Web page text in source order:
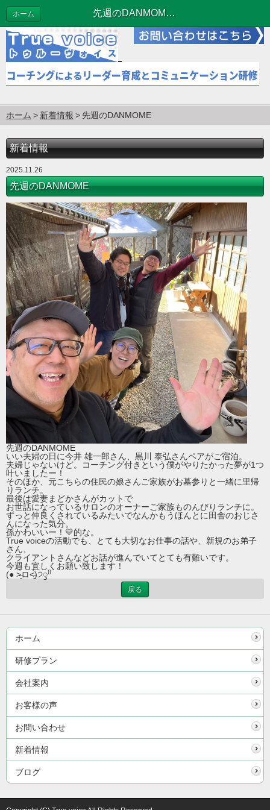
先週のDANMOME | 新着情報
ホーム
ホーム 新着情報 先週のDANMOME
新着情報
2025.11.26
先週のDANMOME
先週のDANMOME
いい夫婦の日に今井 雄一郎さん、黒川 泰弘さんペアがご宿泊。
夫婦じゃないけど。コーチング付きという僕がやりたかった夢が1つ
叶いましたー！
そのほか、元こちらの住民の娘さんご家族がお墓参りと一緒に里帰
りランチ。
最後は愛妻まどかさんがカットで
お世話になっているサロンのオーナーご家族ものんびりランチに。
ずっと仲良くされているみたいでなんかもうほんとに田舎のおじさ
んになった気分。
孫かわいいー！💛的な。
True voiceの活動でも、とても大切なお仕事の話や、新規のお弟子
さん、
クライアントさんなどお話が進んでいてとても有難いです。
今週も宜しくお願い致します！
(● ˃̶͈̀ロ˂̶͈́)੭ꠥ⁾⁾
戻る
ホーム
研修プラン
会社案内
お客様の声
お問い合わせ
新着情報
ブログ